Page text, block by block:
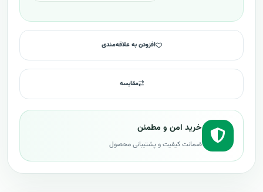
افزودن به علاقه‌مندی
مقایسه
خرید امن و مطمئن
ضمانت کیفیت و پشتیبانی محصول